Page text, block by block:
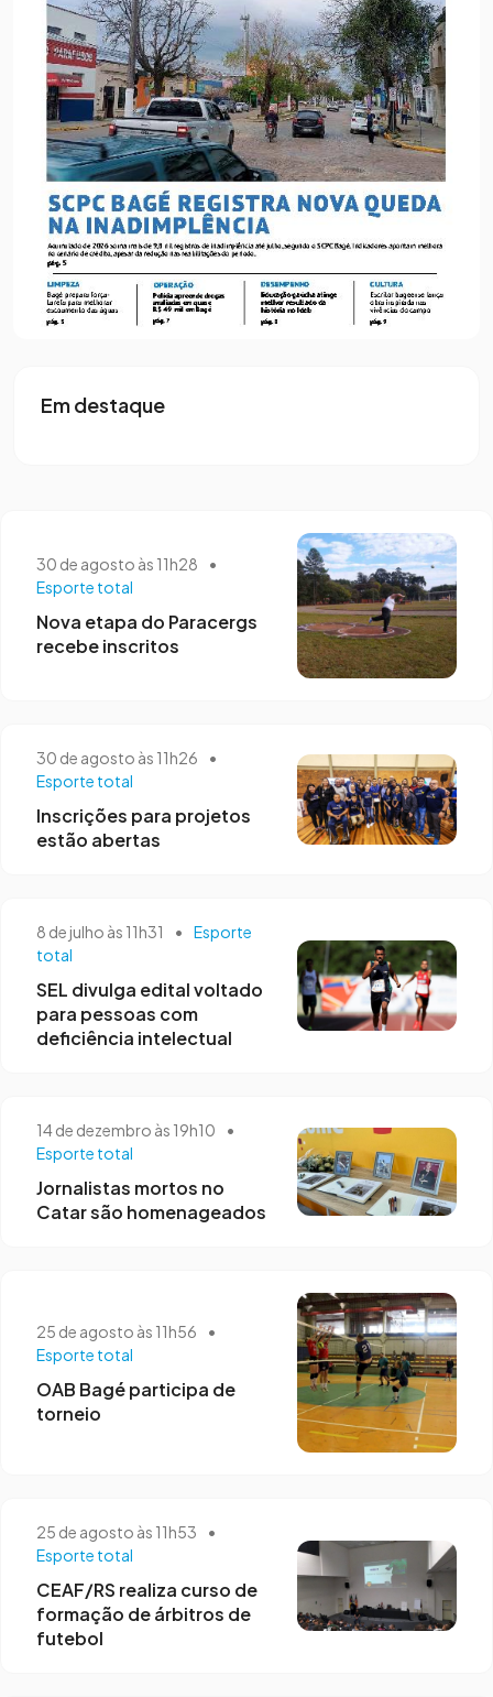
Em destaque
assistir jogos do Arsenal?
30 de agosto às 11h28
•
Esporte total
Nova etapa do Paracergs
recebe inscritos
30 de agosto às 11h26
•
Esporte total
Inscrições para projetos
estão abertas
8 de julho às 11h31 •
Esporte
total
SEL divulga edital voltado
para pessoas com
deficiência intelectual
14 de dezembro às 19h10
•
Esporte total
Jornalistas mortos no
Catar são homenageados
25 de agosto às 11h56
•
Esporte total
OAB Bagé participa de
torneio
25 de agosto às 11h53
•
Esporte total
CEAF/RS realiza curso de
formação de árbitros de
futebol